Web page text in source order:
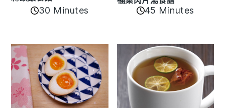
30 Minutes 45 Minutes